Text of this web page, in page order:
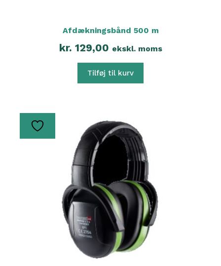
Afdækningsbånd 500 m
kr. 129,00 ekskl. moms
Tilføj til kurv